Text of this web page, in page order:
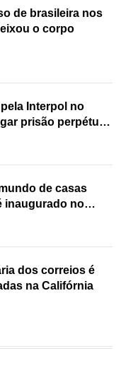
de brasileira nos
o corpo
Interpol no
prisão perpétua
de casas
inaugurado no
dos correios é
na Califórnia